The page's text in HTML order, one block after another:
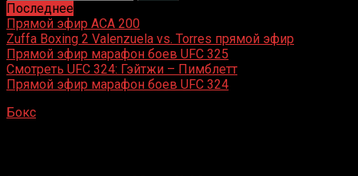
Последнее
Прямой эфир ACA 200
Zuffa Boxing 2 Valenzuela vs. Torres прямой эфир
Прямой эфир марафон боев UFC 325
Смотреть UFC 324: Гэйтжи – Пимблетт
Прямой эфир марафон боев UFC 324
Бокс